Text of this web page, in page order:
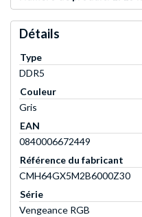
Détails
Type
DDR5
Couleur
Gris
EAN
0840006672449
Référence du fabricant
CMH64GX5M2B6000Z30
Série
Vengeance RGB